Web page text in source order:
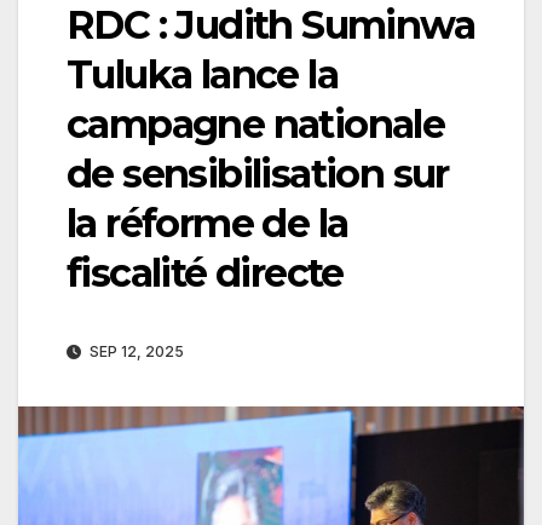
RDC : Judith Suminwa
Tuluka lance la
campagne nationale
de sensibilisation sur
la réforme de la
fiscalité directe
SEP 12, 2025